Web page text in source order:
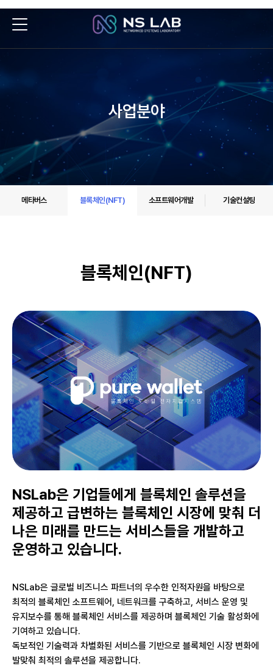
사업분야
메타버스 블록체인(NFT) 소프트웨어개발 기술컨설팅
블록체인(NFT)
NSLab은 기업들에게 블록체인 솔루션을
제공하고 급변하는 블록체인 시장에 맞춰 더
나은 미래를 만드는 서비스들을 개발하고
운영하고 있습니다.
NSLab은 글로벌 비즈니스 파트너의 우수한 인적자원을 바탕으로
최적의 블록체인 소프트웨어, 네트워크를 구축하고, 서비스 운영 및
유지보수를 통해 블록체인 서비스를 제공하며 블록체인 기술 활성화에
기여하고 있습니다.
독보적인 기술력과 차별화된 서비스를 기반으로 블록체인 시장 변화에
발맞춰 최적의 솔루션을 제공합니다.